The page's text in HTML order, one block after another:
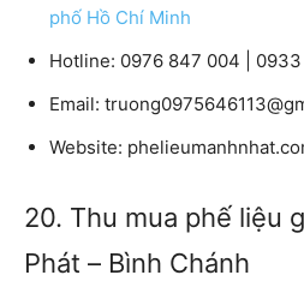
phố Hồ Chí Minh
Hotline: 0976 847 004 | 0933
Email:
Website:
20. Thu mua phế liệu
Phát – Bình Chánh